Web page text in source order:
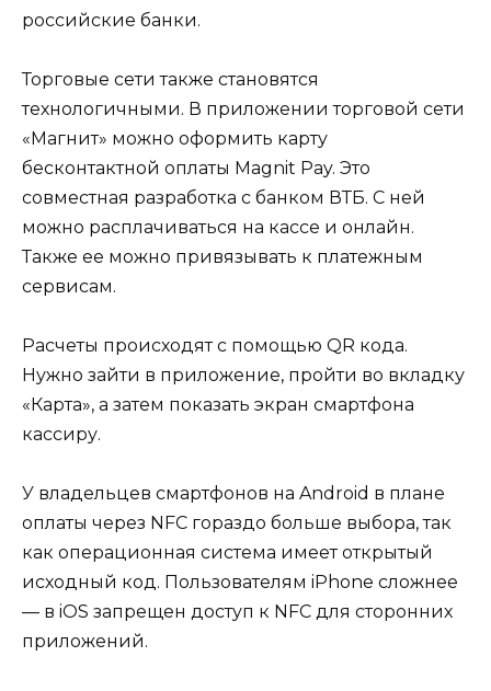
российские банки.
Торговые сети также становятся
технологичными. В приложении торговой сети
«Магнит» можно оформить карту
бесконтактной оплаты Magnit Pay. Это
совместная разработка с банком ВТБ. С ней
можно расплачиваться на кассе и онлайн.
Также ее можно привязывать к платежным
сервисам.
Расчеты происходят с помощью QR кода.
Нужно зайти в приложение, пройти во вкладку
«Карта», а затем показать экран смартфона
кассиру.
У владельцев смартфонов на Android в плане
оплаты через NFC гораздо больше выбора, так
как операционная система имеет открытый
исходный код. Пользователям iPhone сложнее
— в iOS запрещен доступ к NFC для сторонних
приложений.